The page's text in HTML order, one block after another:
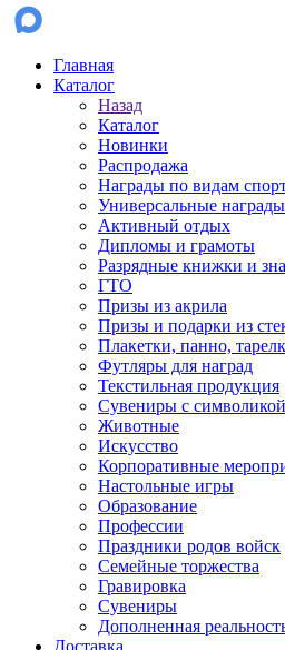
Главная
Каталог
Назад
Каталог
Новинки
Распродажа
Награды по видам
Универсальные награды
Активный отдых
Дипломы и грамоты
Разрядные книжки и
ГТО
Призы из акрила
Призы и подарки из
Плакетки, панно,
Футляры для наград
Текстильная продукция
Сувениры с
Животные
Искусство
Корпоративные
Настольные игры
Образование
Профессии
Праздники родов войск
Семейные торжества
Гравировка
Сувениры
Дополненная
Доставка